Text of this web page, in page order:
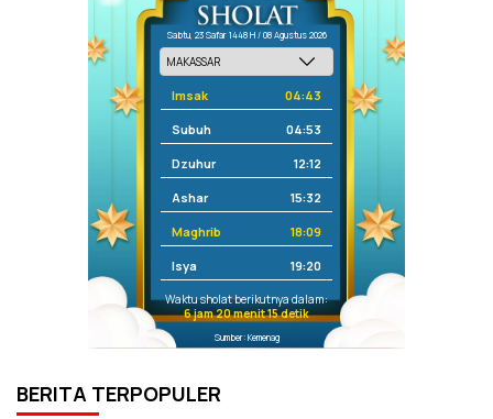
Sabtu, 23 Safar 1448 H / 08 Agustus 2026
Imsak 04:43
Subuh 04:53
Dzuhur 12:12
Ashar 15:32
Maghrib 18:09
Isya 19:20
Waktu sholat berikutnya dalam:
6 jam 20 menit 15 detik
Sumber: Kemenag
BERITA TERPOPULER